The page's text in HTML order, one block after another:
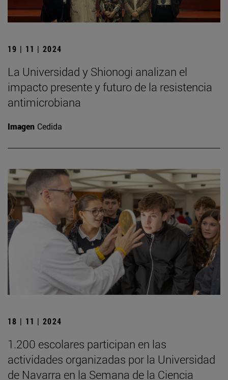
19 | 11 | 2024
La Universidad y Shionogi analizan el
impacto presente y futuro de la resistencia
antimicrobiana
Imagen Cedida
18 | 11 | 2024
1.200 escolares participan en las
actividades organizadas por la Universidad
de Navarra en la Semana de la Ciencia